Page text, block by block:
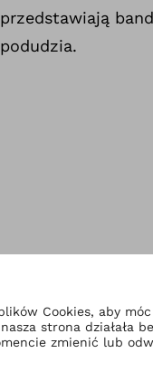
przedstawiają
podudzia.